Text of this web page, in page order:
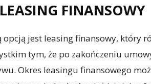
FINANSOWY
opcją jest leasing finansowy, który
tym, że po zakończeniu
Okres leasingu finansowego